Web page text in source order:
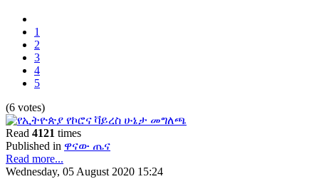
1
2
3
4
5
(6 votes)
Read 4121 times
Published in ዋናው ጤና
Read more...
Wednesday, 05 August 2020 15:24